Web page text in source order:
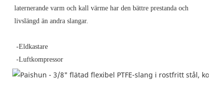
laternerande varm och kall värme har den bättre prestanda och
livslängd än andra slangar.
-Eldkastare
-Luftkompressor